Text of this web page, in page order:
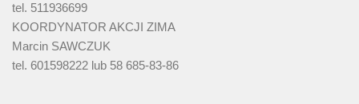
tel. 511936699
KOORDYNATOR AKCJI ZIMA
Marcin SAWCZUK
tel. 601598222 lub 58 685-83-86